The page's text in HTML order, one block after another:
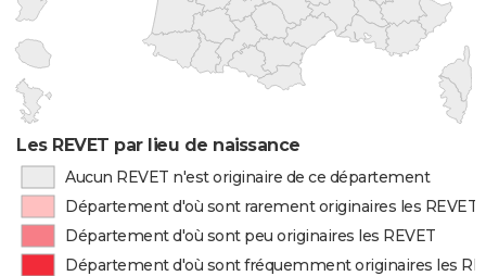
Les REVET par lieu de naissance
Aucun REVET n'est originaire de ce département
Département d'où sont rarement originaires les REVET
Département d'où sont peu originaires les REVET
Département d'où sont fréquemment originaires les